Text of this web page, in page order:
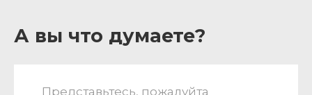
А вы что думаете?